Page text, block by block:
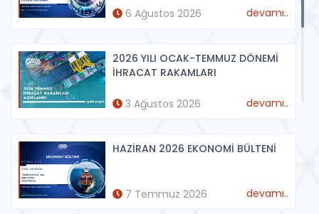
6 Ağustos 2026 devamı..
2026 YILI OCAK-TEMMUZ DÖNEMİ
İHRACAT RAKAMLARI
3 Ağustos 2026 devamı..
HAZİRAN 2026 EKONOMİ BÜLTENİ
7 Temmuz 2026 devamı..